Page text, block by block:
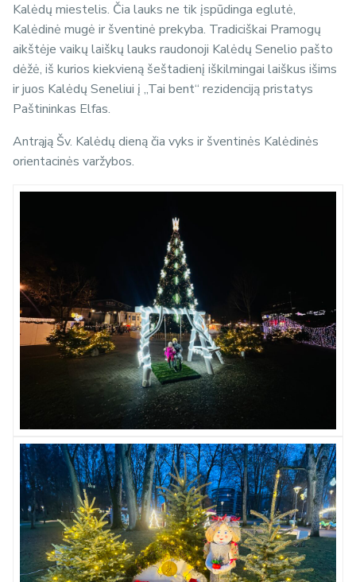
Kalėdų miestelis. Čia lauks ne tik įspūdinga eglutė,
Kalėdinė mugė ir šventinė prekyba. Tradiciškai Pramogų
aikštėje vaikų laiškų lauks raudonoji Kalėdų Senelio pašto
dėžė, iš kurios kiekvieną šeštadienį iškilmingai laiškus išims
ir juos Kalėdų Seneliui į „Tai bent“ rezidenciją pristatys
Paštininkas Elfas.
Antrąją Šv. Kalėdų dieną čia vyks ir šventinės Kalėdinės
orientacinės varžybos.